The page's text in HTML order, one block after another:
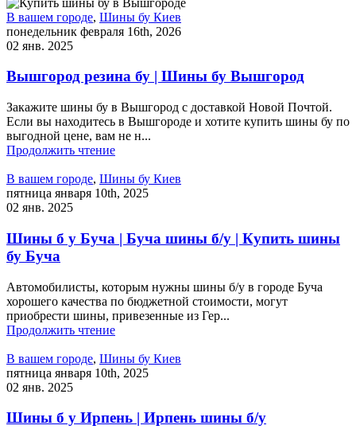
В вашем городе, Шины бу Киев
понедельник февраля 16th, 2026
02 янв. 2025
Вышгород резина бу | Шины бу Вышгород
Закажите шины бу в Вышгород с доставкой Новой Почтой.
Если вы находитесь в Вышгороде и хотите купить шины бу по
выгодной цене, вам не н...
Продолжить чтение
В вашем городе, Шины бу Киев
пятница января 10th, 2025
02 янв. 2025
Шины б у Буча | Буча шины б/у | Купить шины
бу Буча
Автомобилисты, которым нужны шины б/у в городе Буча
хорошего качества по бюджетной стоимости, могут
приобрести шины, привезенные из Гер...
Продолжить чтение
В вашем городе, Шины бу Киев
пятница января 10th, 2025
02 янв. 2025
Шины б у Ирпень | Ирпень шины б/у